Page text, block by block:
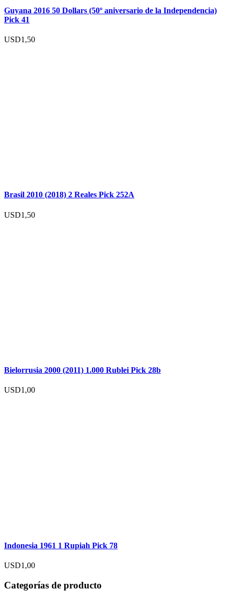
Guyana 2016 50 Dollars (50º aniversario de la Independencia)
Pick 41
USD1,50
Brasil 2010 (2018) 2 Reales Pick 252A
USD1,50
Bielorrusia 2000 (2011) 1.000 Rublei Pick 28b
USD1,00
Indonesia 1961 1 Rupiah Pick 78
USD1,00
Categorías de producto